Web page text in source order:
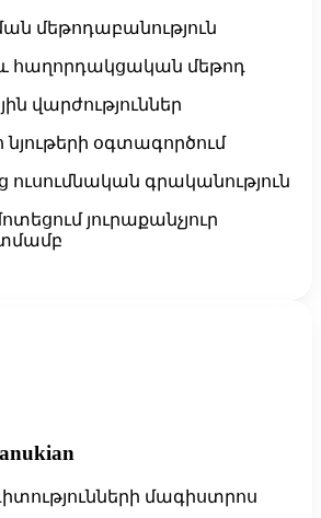
մեթոդաբանություն
հաղորդակցական մեթոդ
վարժություններ
նյութերի օգտագործում
գրականություն
յուրաքանչյուր
մագիստրոս